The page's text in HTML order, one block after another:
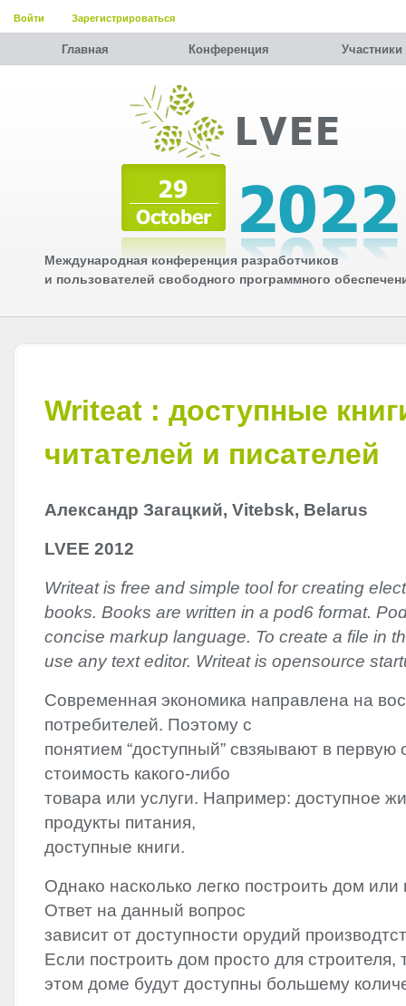
Войти Зарегистрироваться
Главная Конференция Участники
Международная конференция разработчиков
и пользователей свободного программного
Writeat : доступные
читателей и писателей
Александр Загацкий, Vitebsk, Belarus
LVEE 2012
Writeat is free and simple tool for creating
books. Books are written in a pod6 format.
concise markup language. To create a file in
use any text editor. Writeat is opensource
Современная экономика направлена на
потребителей. Поэтому с
понятием “доступный” свзяывают в первую
стоимость какого-либо
товара или услуги. Например: доступное
продукты питания,
доступные книги.
Однако насколько легко построить дом или
Ответ на данный вопрос
зависит от доступности орудий
Если построить дом просто для строителя,
этом доме будут доступны большему